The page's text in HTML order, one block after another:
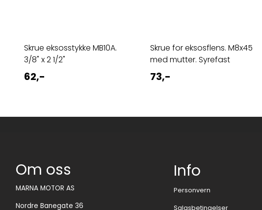
Skrue eksosstykke MB10A.
3/8" x 2 1/2"
62,-
Skrue for eksosflens. M8x45
med mutter. Syrefast
73,-
Om oss
MARNA MOTOR AS
Nordre Banegate 36
Info
Personvern
Salgsbetingelser